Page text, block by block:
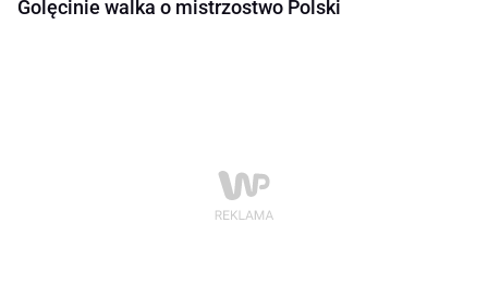
Golęcinie walka o mistrzostwo Polski